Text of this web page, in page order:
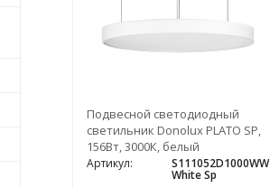
Подвесной светодиодный
светильник Donolux PLATO SP,
156Вт, 3000К, белый
Артикул: S111052D1000WW
White Sp